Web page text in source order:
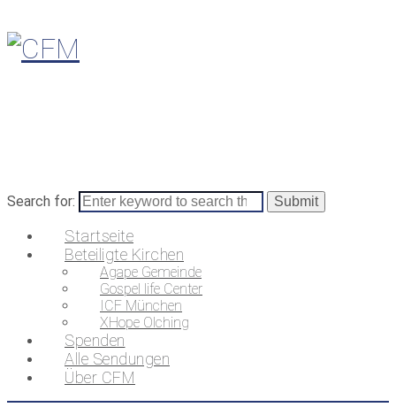
Search for:
Startseite
Beteiligte Kirchen
Agape Gemeinde
Gospel life Center
ICF München
XHope Olching
Spenden
Alle Sendungen
Über CFM